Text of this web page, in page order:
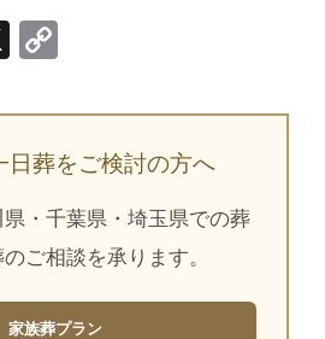
X
日葬をご検討の方へ
・千葉県・埼玉県での葬
ご相談を承ります。
家族葬プラン